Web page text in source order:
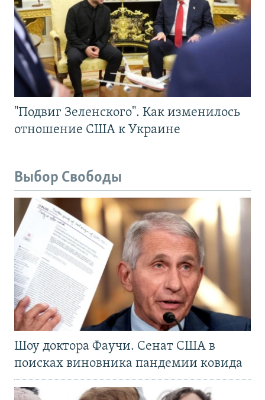
"Подвиг Зеленского". Как изменилось
отношение США к Украине
Выбор Свободы
Шоу доктора Фаучи. Сенат США в
поисках виновника пандемии ковида